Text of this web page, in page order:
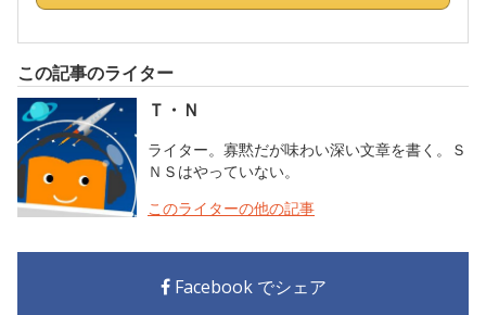
この記事のライター
Ｔ・Ｎ
ライター。寡黙だが味わい深い文章を書く。Ｓ
ＮＳはやっていない。
このライターの他の記事
Facebook でシェア